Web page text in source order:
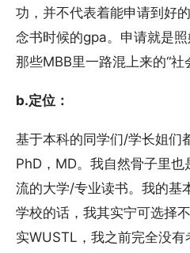
功，并不代表着能申请到好
念书时候的gpa。申请就是
那些MBB里一路混上来的“社
b.定位：
基于本科的同学们/学长姐们
PhD，MD。我自然骨子里
流的大学/专业读书。我的基
学校的话，我其实宁可选择
实WUSTL，我之前完全没